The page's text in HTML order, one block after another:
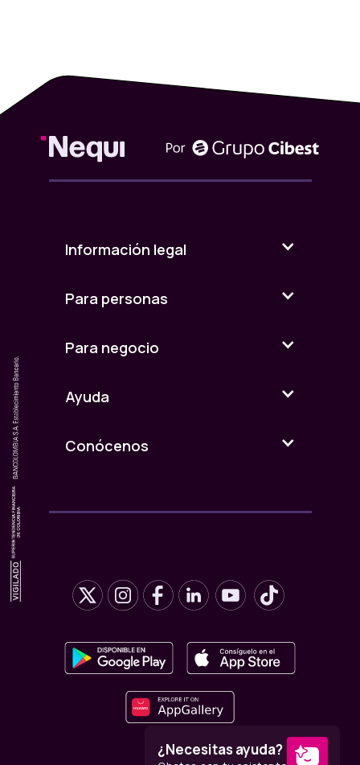
Información legal
Para personas
Para negocio
Ayuda
Conócenos